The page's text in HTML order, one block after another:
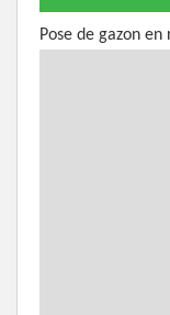
Pose de gazon